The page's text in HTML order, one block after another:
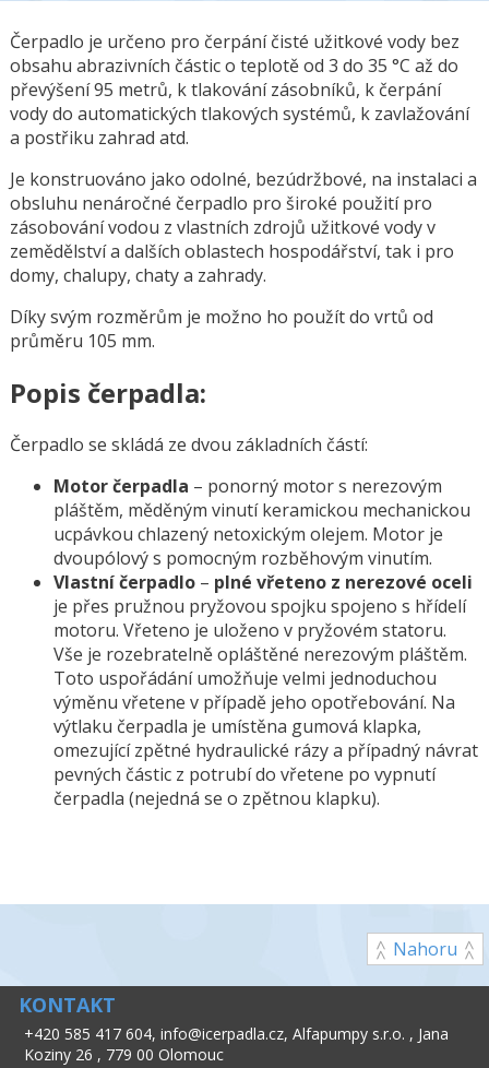
Čerpadlo je určeno pro čerpání čisté užitkové vody bez
obsahu abrazivních částic o teplotě od 3 do 35 °C až do
převýšení 95 metrů, k tlakování zásobníků, k čerpání
vody do automatických tlakových systémů, k zavlažování
a postřiku zahrad atd.
Je konstruováno jako odolné, bezúdržbové, na instalaci a
obsluhu nenáročné čerpadlo pro široké použití pro
zásobování vodou z vlastních zdrojů užitkové vody v
zemědělství a dalších oblastech hospodářství, tak i pro
domy, chalupy, chaty a zahrady.
Díky svým rozměrům je možno ho použít do vrtů od
průměru 105 mm.
Popis čerpadla:
Čerpadlo se skládá ze dvou základních částí:
Motor čerpadla – ponorný motor s nerezovým
pláštěm, měděným vinutí keramickou mechanickou
ucpávkou chlazený netoxickým olejem. Motor je
dvoupólový s pomocným rozběhovým vinutím.
Vlastní čerpadlo– plné vřeteno z nerezové oceli
je přes pružnou pryžovou spojku spojeno s hřídelí
motoru. Vřeteno je uloženo v pryžovém statoru.
Vše je rozebratelně opláštěné nerezovým pláštěm.
Toto uspořádání umožňuje velmi jednoduchou
výměnu vřetene v případě jeho opotřebování. Na
výtlaku čerpadla je umístěna gumová klapka,
omezující zpětné hydraulické rázy a případný návrat
pevných částic z potrubí do vřetene po vypnutí
čerpadla (nejedná se o zpětnou klapku).
Nahoru
KONTAKT
+420 585 417 604, info@icerpadla.cz, Alfapumpy s.r.o. , Jana
Koziny 26 , 779 00 Olomouc